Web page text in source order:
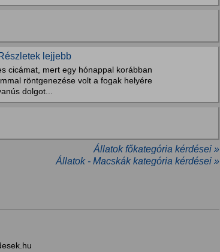
lejjebb
cicámat, mert egy hónappal korábban
röntgenezése volt a fogak helyére
dolgot...
Állatok főkategória kérdései »
Állatok - Macskák kategória kérdései »